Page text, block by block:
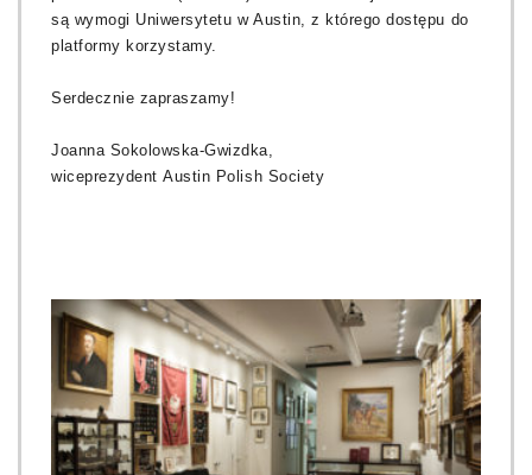
są wymogi Uniwersytetu w Austin, z którego dostępu do
platformy korzystamy.
Serdecznie zapraszamy!
Joanna Sokolowska-Gwizdka,
wiceprezydent Austin Polish Society